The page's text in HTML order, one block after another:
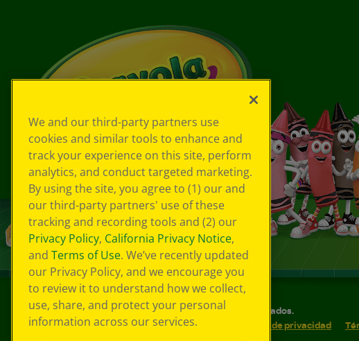
© 2026 Crayola® Todos los derechos reservados.
Sus opciones de privacidad
Política de privacidad
We and our third-party partners use
cookies and similar tools to enhance and
track your experience on this site, perform
analytics, and conduct targeted marketing.
By using the site, you agree to (1) our and
our third-party partners' use of these
tracking and recording tools and (2) our
Privacy Policy, California Privacy Notice,
and Terms of Use. We’ve recently updated
our Privacy Policy, and we encourage you
to review it to understand how we collect,
use, share, and protect your personal
information across our services.